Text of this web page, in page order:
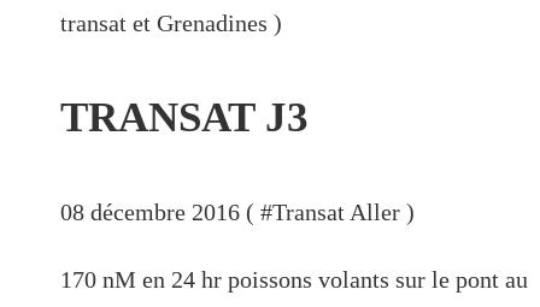
transat et Grenadines )
TRANSAT J3
08 décembre 2016 ( #Transat Aller )
170 nM en 24 hr poissons volants sur le pont au